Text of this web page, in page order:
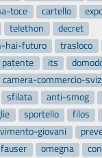
toce cartello
telethon
decret
hai-futuro
trasloco
patente its
camera-commercio-
sfilata anti-smog
sportello filos
giovani
fauser omegna